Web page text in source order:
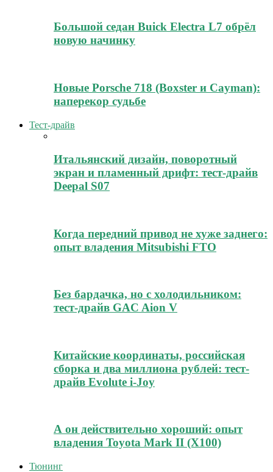
Большой седан Buick Electra L7 обрёл
новую начинку
Новые Porsche 718 (Boxster и Cayman):
наперекор судьбе
Тест-драйв
Итальянский дизайн, поворотный
экран и пламенный дрифт: тест-драйв
Deepal S07
Когда передний привод не хуже заднего:
опыт владения Mitsubishi FTO
Без бардачка, но с холодильником:
тест-драйв GAC Aion V
Китайские координаты, российская
сборка и два миллиона рублей: тест-
драйв Evolute i-Joy
А он действительно хороший: опыт
владения Toyota Mark II (Х100)
Тюнинг